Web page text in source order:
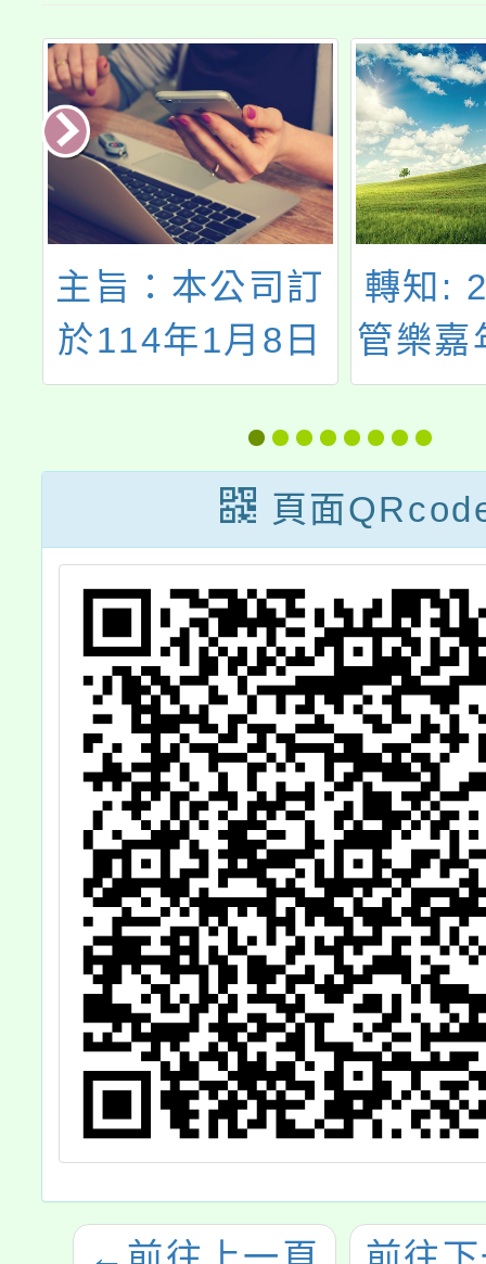
主旨：本公司訂
於114年1月8日
~114年4月6日
於華山1914文創
園區 東2C、D棟
舉辦「Animage
雜誌和吉卜力
展」，敬請協助
公告周知，鼓勵
師生及家長踴躍
參與，並規劃進
行校外教學及其
團體參觀之參考
依據，請查照。
轉知:
管樂嘉
管樂
內音
頁面